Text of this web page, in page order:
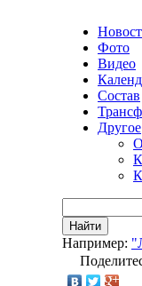
Фото
Видео
Состав
Другое
Найти
Например: